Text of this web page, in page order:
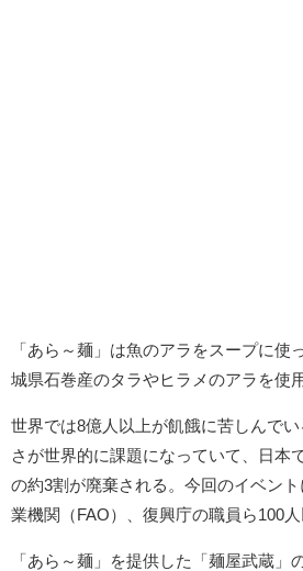
「あら～麺」は魚のアラをスープに使
城県石巻産のタラやヒラメのアラを使用
世界では8億人以上が飢餓に苦しんで
さが世界的に課題になっていて、日本
の約3割が廃棄される。今回のイベン
業機関（FAO）、復興庁の職員ら100人
「あら～麺」を提供した「麺屋武蔵」